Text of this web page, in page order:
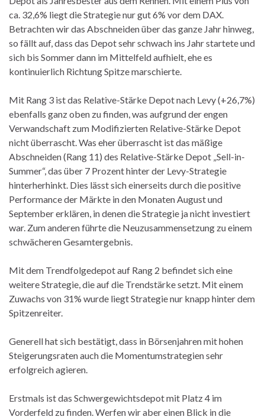
ca. 32,6% liegt die Strategie nur gut 6% vor dem DAX.
Betrachten wir das Abschneiden über das ganze Jahr hinweg,
so fällt auf, dass das Depot sehr schwach ins Jahr startete und
sich bis Sommer dann im Mittelfeld aufhielt, ehe es
kontinuierlich Richtung Spitze marschierte.
Mit Rang 3 ist das Relative-Stärke Depot nach Levy (+26,7%)
ebenfalls ganz oben zu finden, was aufgrund der engen
Verwandschaft zum Modifizierten Relative-Stärke Depot
nicht überrascht. Was eher überrascht ist das mäßige
Abschneiden (Rang 11) des Relative-Stärke Depot „Sell-in-
Summer“, das über 7 Prozent hinter der Levy-Strategie
hinterherhinkt. Dies lässt sich einerseits durch die positive
Performance der Märkte in den Monaten August und
September erklären, in denen die Strategie ja nicht investiert
war. Zum anderen führte die Neuzusammensetzung zu einem
schwächeren Gesamtergebnis.
Mit dem Trendfolgedepot auf Rang 2 befindet sich eine
weitere Strategie, die auf die Trendstärke setzt. Mit einem
Zuwachs von 31% wurde liegt Strategie nur knapp hinter dem
Spitzenreiter.
Generell hat sich bestätigt, dass in Börsenjahren mit hohen
Steigerungsraten auch die Momentumstrategien sehr
erfolgreich agieren.
Erstmals ist das Schwergewichtsdepot mit Platz 4 im
Vorderfeld zu finden. Werfen wir aber einen Blick in die